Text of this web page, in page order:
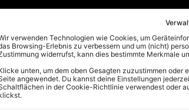
verwenden Technologien wie Cookies, um
Browsing-Erlebnis zu verbessern und um (nicht)
widerrufst, kann dies bestimmte Merkmale
unten, um dem oben Gesagten zuzustimmen
angewendet. Du kannst deine Einstellungen
in der Cookie-Richtlinie verwendest oder